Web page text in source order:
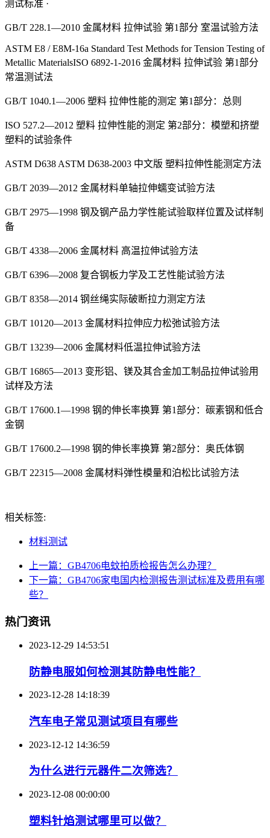
测试标准 ·
GB/T 228.1—2010 金属材料 拉伸试验 第1部分 室温试验方法
ASTM E8 / E8M-16a Standard Test Methods for Tension Testing of
Metallic MaterialsISO 6892-1-2016 金属材料 拉伸试验 第1部分
常温测试法
GB/T 1040.1—2006 塑料 拉伸性能的测定 第1部分：总则
ISO 527.2—2012 塑料 拉伸性能的测定 第2部分：模塑和挤塑
塑料的试验条件
ASTM D638 ASTM D638-2003 中文版 塑料拉伸性能测定方法
GB/T 2039—2012 金属材料单轴拉伸蠕变试验方法
GB/T 2975—1998 钢及钢产品力学性能试验取样位置及试样制
备
GB/T 4338—2006 金属材料 高温拉伸试验方法
GB/T 6396—2008 复合钢板力学及工艺性能试验方法
GB/T 8358—2014 钢丝绳实际破断拉力测定方法
GB/T 10120—2013 金属材料拉伸应力松弛试验方法
GB/T 13239—2006 金属材料低温拉伸试验方法
GB/T 16865—2013 变形铝、镁及其合金加工制品拉伸试验用
试样及方法
GB/T 17600.1—1998 钢的伸长率换算 第1部分：碳素钢和低合
金钢
GB/T 17600.2—1998 钢的伸长率换算 第2部分：奥氏体钢
GB/T 22315—2008 金属材料弹性模量和泊松比试验方法
相关标签:
材料测试
上一篇：GB4706电蚊拍质检报告怎么办理？
下一篇：GB4706家电国内检测报告测试标准及费用有哪
些？
热门资讯
2023-12-29 14:53:51
防静电服如何检测其防静电性能？
2023-12-28 14:18:39
汽车电子常见测试项目有哪些
2023-12-12 14:36:59
为什么进行元器件二次筛选？
2023-12-08 00:00:00
塑料针焰测试哪里可以做？